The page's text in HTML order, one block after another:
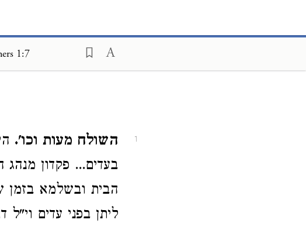
1:7
1 השולח מעות וכו'.
בעדים... פקדון מנהג
הבית ובשלמא בזמן
ליתן בפני עדים